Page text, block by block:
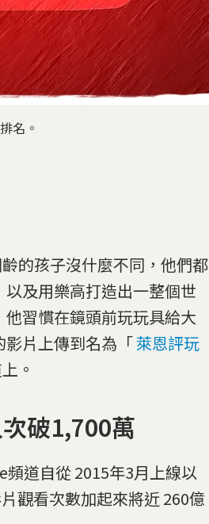
名。
的孩子沒什麼不同，他們都
及用樂高打造出一整個世
習慣在鏡頭前玩玩具給大
片上傳到名為「萊恩評玩
。
破1,700萬
道自從 2015年3月上線以
觀看次數加起來將近 260億